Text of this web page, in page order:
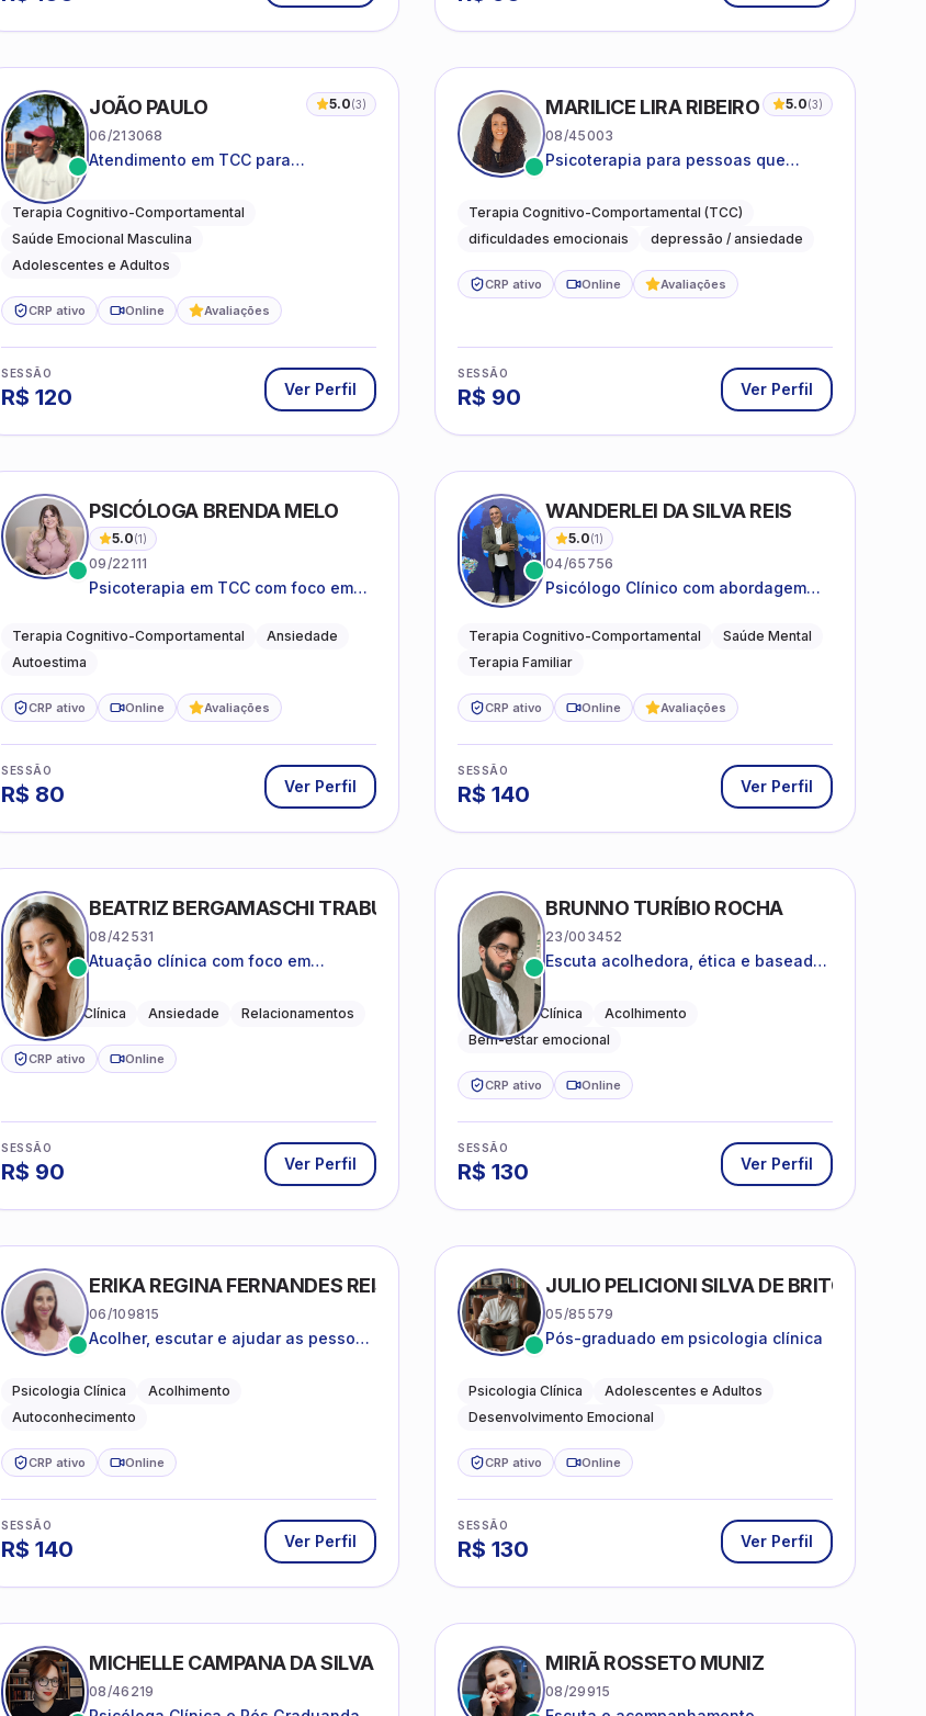
JOÃO PAULO 5.0(3)
06/213068
Atendimento em TCC para
desenvolvimento de autonomia
emocional
Terapia Cognitivo-Comportamental
Saúde Emocional Masculina
Adolescentes e Adultos
CRP ativo Online Avaliações
SESSÃO
R$ 120 Ver Perfil
MARILICE LIRA RIBEIRO 5.0(3)
08/45003
Psicoterapia para pessoas que
lidar com as dificuldades do dia a
dia
Terapia Cognitivo-Comportamental (TCC)
dificuldades emocionais
depressão / ansiedade
CRP ativo Online Avaliações
SESSÃO
R$ 90 Ver Perfil
PSICÓLOGA BRENDA MELO
5.0(1)
09/22111
Psicoterapia em TCC com foco em
práticas para o cotidiano
Terapia Cognitivo-Comportamental
Ansiedade
Autoestima
CRP ativo Online Avaliações
SESSÃO
R$ 80 Ver Perfil
WANDERLEI DA SILVA REIS
5.0(1)
04/65756
Psicólogo Clínico com abordagem
e terapia sistêmica
Terapia Cognitivo-Comportamental
Saúde Mental
Terapia Familiar
CRP ativo Online Avaliações
SESSÃO
R$ 140 Ver Perfil
BEATRIZ BERGAMASCHI TRABUCO
08/42531
Atuação clínica com foco em
e transições de vida
Psicologia Clínica Ansiedade Relacionamentos
CRP ativo Online
SESSÃO
R$ 90 Ver Perfil
BRUNNO TURÍBIO ROCHA
23/003452
Escuta acolhedora, ética e baseada
Psicologia Clínica
Acolhimento
Bem-estar emocional
CRP ativo Online
SESSÃO
R$ 130 Ver Perfil
ERIKA REGINA FERNANDES REIS FRIAS
06/109815
Acolher, escutar e ajudar as pessoas
Psicologia Clínica
Acolhimento
Autoconhecimento
CRP ativo Online
SESSÃO
R$ 140 Ver Perfil
JULIO PELICIONI SILVA DE BRITO
05/85579
Pós-graduado em psicologia clínica
Psicologia Clínica
Adolescentes e Adultos
Desenvolvimento Emocional
CRP ativo Online
SESSÃO
R$ 130 Ver Perfil
MICHELLE CAMPANA DA SILVA
08/46219
MIRIÃ ROSSETO MUNIZ
08/29915